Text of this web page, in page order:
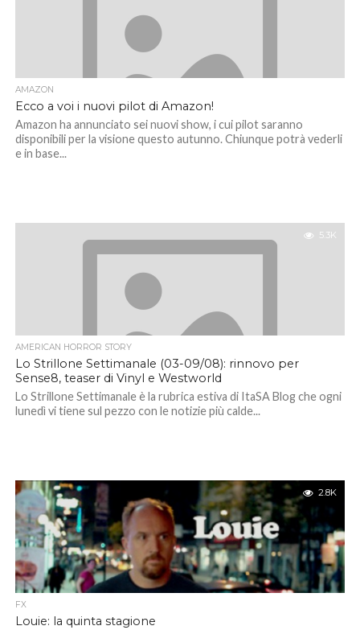
AMAZON
Ecco a voi i nuovi pilot di Amazon!
Amazon ha annunciato sei nuovi show, i cui pilot saranno
disponibili per la visione questo autunno. Chiunque potrà vederli
e in base...
5.3K
AMERICAN HORROR STORY
Lo Strillone Settimanale (03-09/08): rinnovo per
Sense8, teaser di Vinyl e Westworld
Lo Strillone Settimanale è la rubrica estiva di ItaSA Blog che ogni
lunedì vi tiene sul pezzo con le notizie più calde...
2.8K
FX
Louie: la quinta stagione